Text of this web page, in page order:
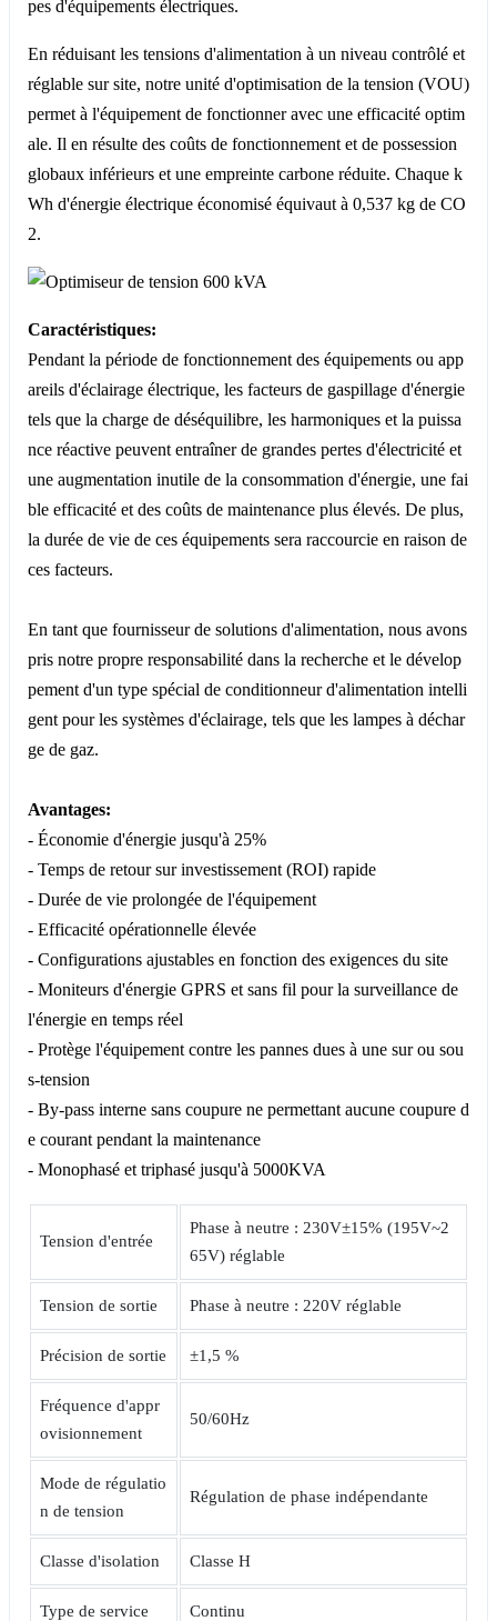
pes d'équipements électriques.
En réduisant les tensions d'alimentation à un niveau contrôlé et
réglable sur site, notre unité d'optimisation de la tension (VOU)
permet à l'équipement de fonctionner avec une efficacité optim
ale. Il en résulte des coûts de fonctionnement et de possession
globaux inférieurs et une empreinte carbone réduite. Chaque k
Wh d'énergie électrique économisé équivaut à 0,537 kg de CO
2.
Caractéristiques:
Pendant la période de fonctionnement des équipements ou app
areils d'éclairage électrique, les facteurs de gaspillage d'énergie
tels que la charge de déséquilibre, les harmoniques et la puissa
nce réactive peuvent entraîner de grandes pertes d'électricité et
une augmentation inutile de la consommation d'énergie, une fai
ble efficacité et des coûts de maintenance plus élevés. De plus,
la durée de vie de ces équipements sera raccourcie en raison de
ces facteurs.
En tant que fournisseur de solutions d'alimentation, nous avons
pris notre propre responsabilité dans la recherche et le dévelop
pement d'un type spécial de conditionneur d'alimentation intelli
gent pour les systèmes d'éclairage, tels que les lampes à déchar
ge de gaz.
Avantages:
- Économie d'énergie jusqu'à 25%
- Temps de retour sur investissement (ROI) rapide
- Durée de vie prolongée de l'équipement
- Efficacité opérationnelle élevée
- Configurations ajustables en fonction des exigences du site
- Moniteurs d'énergie GPRS et sans fil pour la surveillance de
l'énergie en temps réel
- Protège l'équipement contre les pannes dues à une sur ou sou
s-tension
- By-pass interne sans coupure ne permettant aucune coupure d
e courant pendant la maintenance
- Monophasé et triphasé jusqu'à 5000KVA
Tension d'entrée
Phase à neutre : 230V±15% (195V~2
65V) réglable
Tension de sortie Phase à neutre : 220V réglable
Précision de sortie ±1,5 %
Fréquence d'appr
ovisionnement
50/60Hz
Mode de régulatio
n de tension
Régulation de phase indépendante
Classe d'isolation Classe H
Type de service Continu